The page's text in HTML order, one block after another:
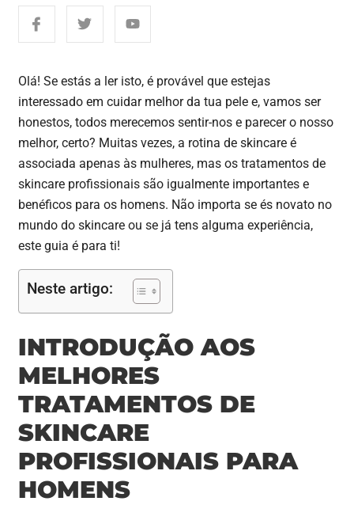
Olá! Se estás a ler isto, é provável que estejas
interessado em cuidar melhor da tua pele e, vamos ser
honestos, todos merecemos sentir-nos e parecer o nosso
melhor, certo? Muitas vezes, a rotina de skincare é
associada apenas às mulheres, mas os tratamentos de
skincare profissionais são igualmente importantes e
benéficos para os homens. Não importa se és novato no
mundo do skincare ou se já tens alguma experiência,
este guia é para ti!
Neste artigo:
INTRODUÇÃO AOS
MELHORES
TRATAMENTOS DE
SKINCARE
PROFISSIONAIS PARA
HOMENS